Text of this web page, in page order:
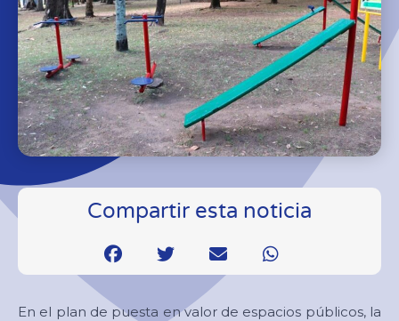
Compartir esta noticia
En el plan de puesta en valor de espacios públicos, la